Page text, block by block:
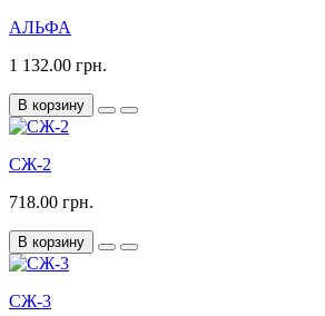
АЛЬФА
1 132.00 грн.
В корзину
СЖ-2
718.00 грн.
В корзину
СЖ-3